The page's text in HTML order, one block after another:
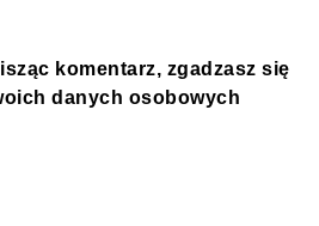
komentarz, zgadzasz się
danych osobowych